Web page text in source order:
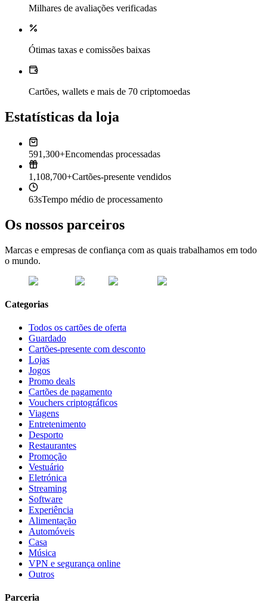
Milhares de avaliações verificadas
Ótimas taxas e comissões baixas
Cartões, wallets e mais de 70 criptomoedas
Estatísticas da loja
591,300+Encomendas processadas
1,108,700+Cartões-presente vendidos
63sTempo médio de processamento
Os nossos parceiros
Marcas e empresas de confiança com as quais trabalhamos em todo
o mundo.
Categorias
Todos os cartões de oferta
Guardado
Cartões-presente com desconto
Lojas
Jogos
Promo deals
Cartões de pagamento
Vouchers criptográficos
Viagens
Entretenimento
Desporto
Restaurantes
Promoção
Vestuário
Eletrónica
Streaming
Software
Experiência
Alimentação
Automóveis
Casa
Música
VPN e segurança online
Outros
Parceria